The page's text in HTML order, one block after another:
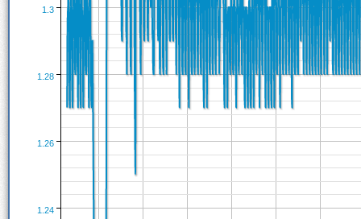
1.3
1.24
1.26
1.28